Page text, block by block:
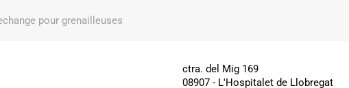
pour grenailleuses
ctra. del Mig 169
08907 - L'Hospitalet de Llobregat